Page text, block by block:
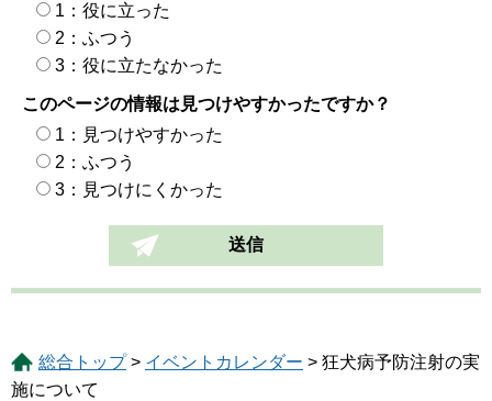
1：役に立った
2：ふつう
3：役に立たなかった
このページの情報は見つけやすかったですか？
1：見つけやすかった
2：ふつう
3：見つけにくかった
総合トップ> イベントカレンダー > 狂犬病予防注射の実
施について